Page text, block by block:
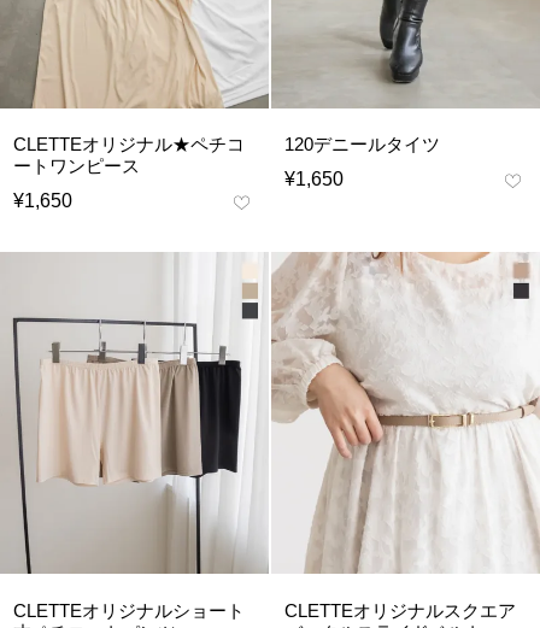
CLETTEオリジナル★ペチコ
ートワンピース
¥1,650
120デニールタイツ
¥1,650
CLETTEオリジナルショート
CLETTEオリジナルスクエア